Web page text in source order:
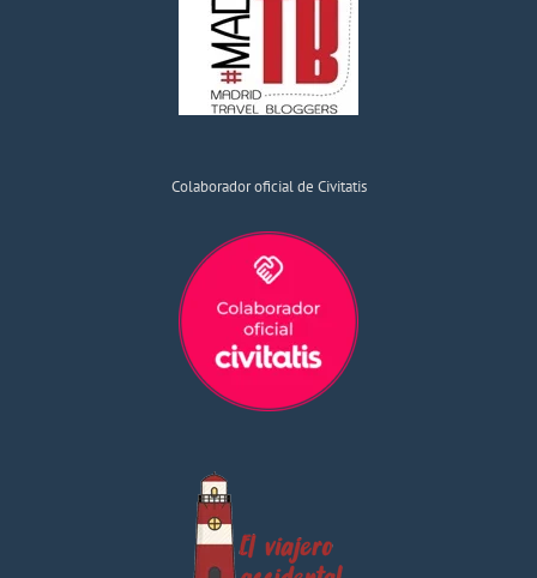
Colaborador oficial de Civitatis